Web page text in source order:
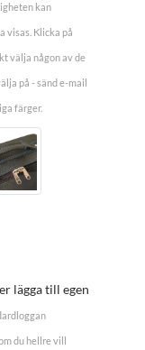
kan
visas. Klicka på
välja någon av de
på - sänd e-mail
färger.
lägga till egen
du hellre vill